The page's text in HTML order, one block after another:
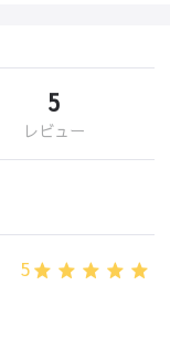
5
レビュー
5